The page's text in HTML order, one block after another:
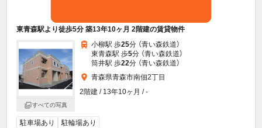
東青森駅より徒歩5分 築13年10ヶ月 2階建の賃貸物件
すべての写真
小柳駅 歩25分 （青い森鉄道）
東青森駅 歩5分 （青い森鉄道）
筒井駅 歩22分 （青い森鉄道）
青森県青森市南佃2丁目
2階建 / 13年10ヶ月 / -
駐車場あり 駐輪場あり